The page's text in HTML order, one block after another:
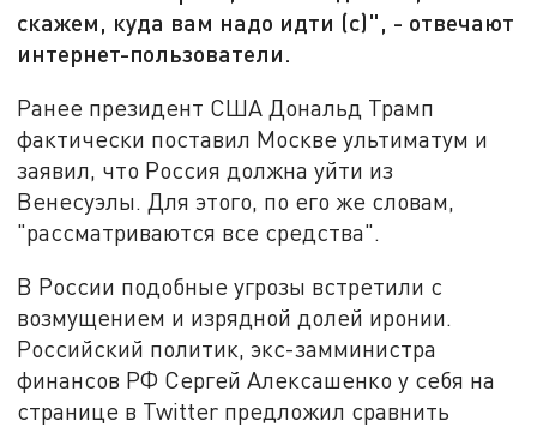
скажем, куда вам надо идти (с)", - отвечают
интернет-пользователи.
Ранее президент США Дональд Трамп
фактически поставил Москве ультиматум и
заявил, что Россия должна уйти из
Венесуэлы. Для этого, по его же словам,
"рассматриваются все средства".
В России подобные угрозы встретили с
возмущением и изрядной долей иронии.
Российский политик, экс-замминистра
финансов РФ Сергей Алексашенко у себя на
странице в Twitter предложил сравнить